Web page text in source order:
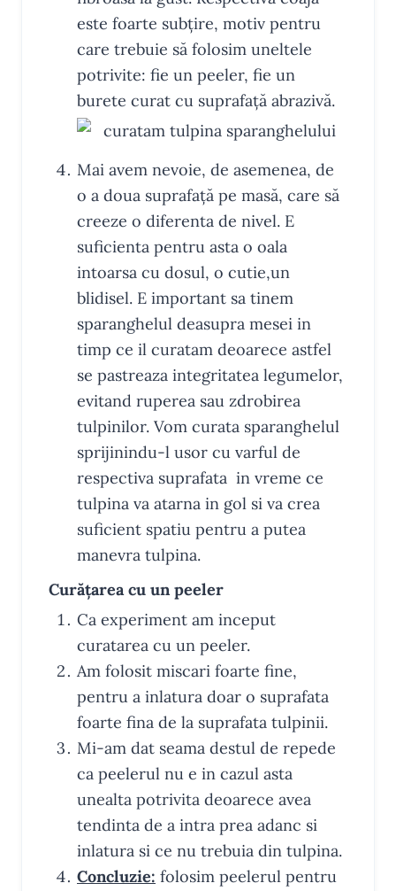
este foarte subțire, motiv pentru
care trebuie să folosim uneltele
potrivite: fie un peeler, fie un
burete curat cu suprafață abrazivă.
Mai avem nevoie, de asemenea, de
o a doua suprafață pe masă, care să
creeze o diferenta de nivel. E
suficienta pentru asta o oala
intoarsa cu dosul, o cutie,un
blidisel. E important sa tinem
sparanghelul deasupra mesei in
timp ce il curatam deoarece astfel
se pastreaza integritatea legumelor,
evitand ruperea sau zdrobirea
tulpinilor. Vom curata sparanghelul
sprijinindu-l usor cu varful de
respectiva suprafata in vreme ce
tulpina va atarna in gol si va crea
suficient spatiu pentru a putea
manevra tulpina.
Curățarea cu un peeler
Ca experiment am inceput
curatarea cu un peeler.
Am folosit miscari foarte fine,
pentru a inlatura doar o suprafata
foarte fina de la suprafata tulpinii.
Mi-am dat seama destul de repede
ca peelerul nu e in cazul asta
unealta potrivita deoarece avea
tendinta de a intra prea adanc si
inlatura si ce nu trebuia din tulpina.
Concluzie: folosim peelerul pentru